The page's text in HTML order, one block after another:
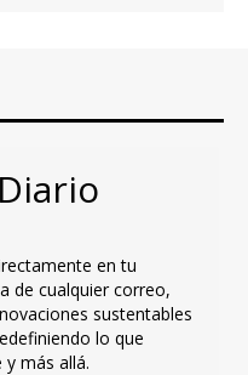
en tu
de cualquier correo,
sustentables
lo que
y más allá.